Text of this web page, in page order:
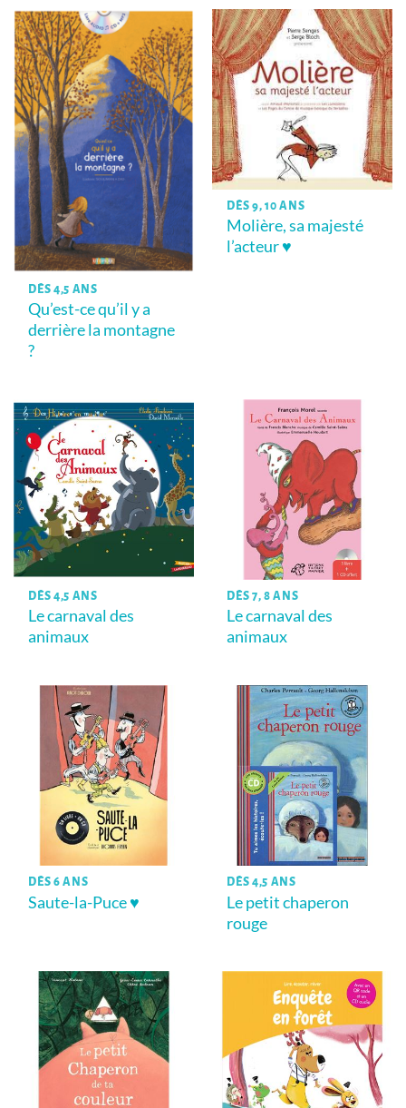
DÈS 4,5 ANS
Qu’est-ce qu’il y a
derrière la montagne
?
DÈS 9, 10 ANS
Molière, sa majesté
l’acteur ♥
DÈS 4,5 ANS
Le carnaval des
animaux
DÈS 7, 8 ANS
Le carnaval des
animaux
DÈS 6 ANS
Saute-la-Puce ♥
DÈS 4,5 ANS
Le petit chaperon
rouge